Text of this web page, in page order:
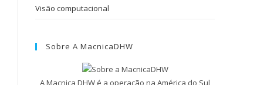
Visão computacional
Sobre A MacnicaDHW
A Macnica DHW é a operação na América do Sul